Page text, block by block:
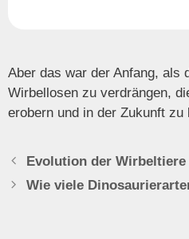
Aber das war der Anfang, als
Wirbellosen zu verdrängen,
erobern und in der Zukunft zu
Evolution der
Wie viele